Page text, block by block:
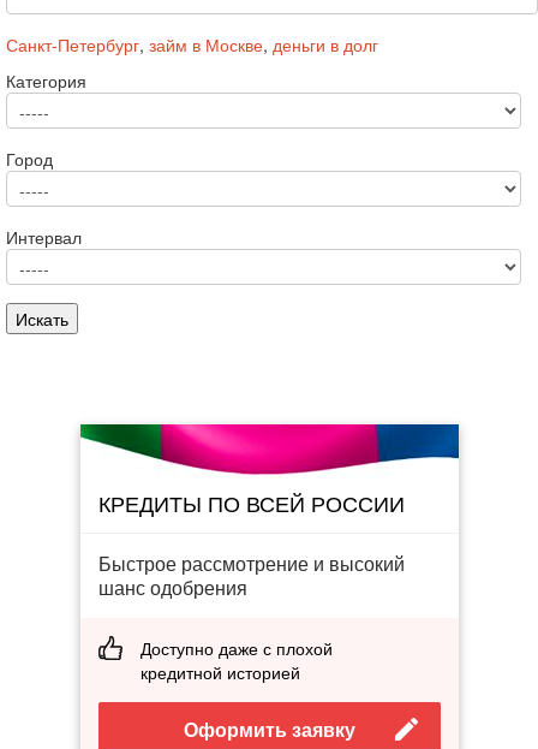
Санкт-Петербург, займ в Москве, деньги в долг
Категория
Город
Интервал
КРЕДИТЫ ПО ВСЕЙ РОССИИ
Быстрое рассмотрение и высокий
шанс одобрения
Доступно даже с плохой
кредитной историей
Оформить заявку